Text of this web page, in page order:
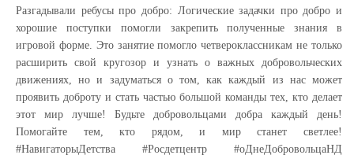
Разгадывали ребусы про добро: Логические задачки про добро и
хорошие поступки помогли закрепить полученные знания в
игровой форме. Это занятие помогло четвероклассникам не только
расширить свой кругозор и узнать о важных добровольческих
движениях, но и задуматься о том, как каждый из нас может
проявить доброту и стать частью большой команды тех, кто делает
этот мир лучше! Будьте добровольцами добра каждый день!
Помогайте тем, кто рядом, и мир станет светлее!
#НавигаторыДетства #Росдетцентр #оДнеДобровольцаНД